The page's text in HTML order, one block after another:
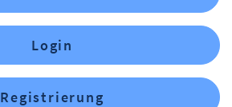
Login
Registrierung